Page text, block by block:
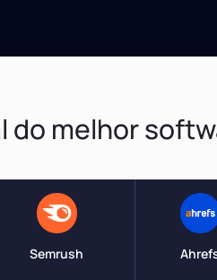
do melhor
Semrush